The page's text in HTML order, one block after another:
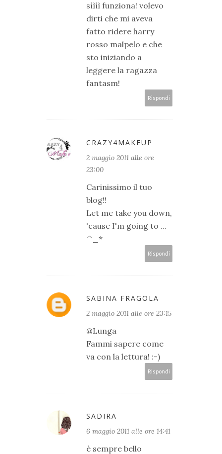
sìììì funziona! volevo
dirti che mi aveva
fatto ridere harry
rosso malpelo e che
sto iniziando a
leggere la ragazza
fantasm!
Rispondi
CRAZY4MAKEUP
2 maggio 2011 alle ore
23:00
Carinissimo il tuo
blog!!
Let me take you down,
'cause I'm going to ...
^_*
Rispondi
SABINA FRAGOLA
2 maggio 2011 alle ore 23:15
@Lunga
Fammi sapere come
va con la lettura! :-)
Rispondi
SADIRA
6 maggio 2011 alle ore 14:41
è sempre bello